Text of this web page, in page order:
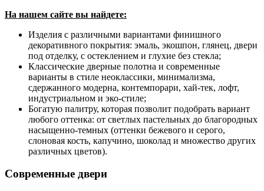
На нашем сайте вы найдете:
Изделия с различными вариантами финишного
декоративного покрытия: эмаль, экошпон, глянец, двери
под отделку, с остеклением и глухие без стекла;
Классические дверные полотна и современные
варианты в стиле неоклассики, минимализма,
сдержанного модерна, контемпорари, хай-тек, лофт,
индустриальном и эко-стиле;
Богатую палитру, которая позволит подобрать вариант
любого оттенка: от светлых пастельных до благородных
насыщенно-темных (оттенки бежевого и серого,
слоновая кость, капучино, шоколад и множество других
различных цветов).
Современные двери